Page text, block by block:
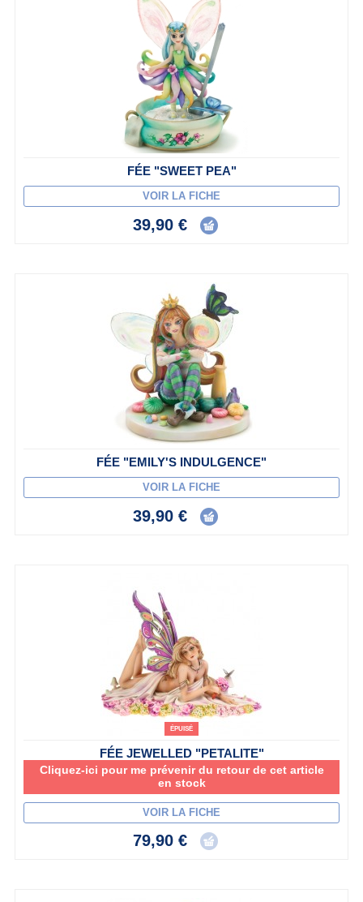
FÉE "SWEET PEA"
VOIR LA FICHE
39,90 €
FÉE "EMILY'S INDULGENCE"
VOIR LA FICHE
39,90 €
ÉPUISÉ
FÉE JEWELLED "PETALITE"
Cliquez-ici pour me prévenir du retour de cet article
en stock
VOIR LA FICHE
79,90 €